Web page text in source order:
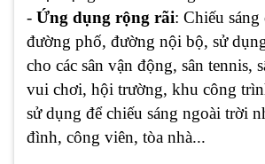
- Ứng dụng rộng rãi: Chiếu
đường phố, đường nội bộ, sử
cho các sân vận động, sân tennis,
vui chơi, hội trường, khu công
sử dụng để chiếu sáng ngoài trời
đình, công viên, tòa nhà...